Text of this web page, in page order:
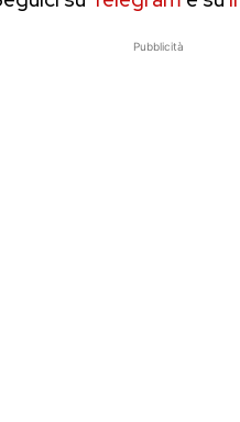
Pubblicità